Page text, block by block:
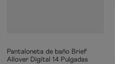
Pantaloneta de baño Brief
Allover Digital 14 Pulgadas